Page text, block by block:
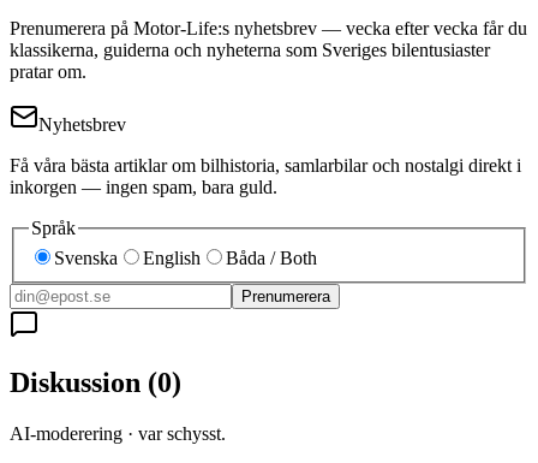
Prenumerera på Motor-Life:s nyhetsbrev — vecka efter vecka får du
klassikerna, guiderna och nyheterna som Sveriges bilentusiaster
pratar om.
Nyhetsbrev
Få våra bästa artiklar om bilhistoria, samlarbilar och nostalgi direkt i
inkorgen — ingen spam, bara guld.
Språk
Svenska
English Båda / Both
Prenumerera
Diskussion (0)
AI-moderering · var schysst.